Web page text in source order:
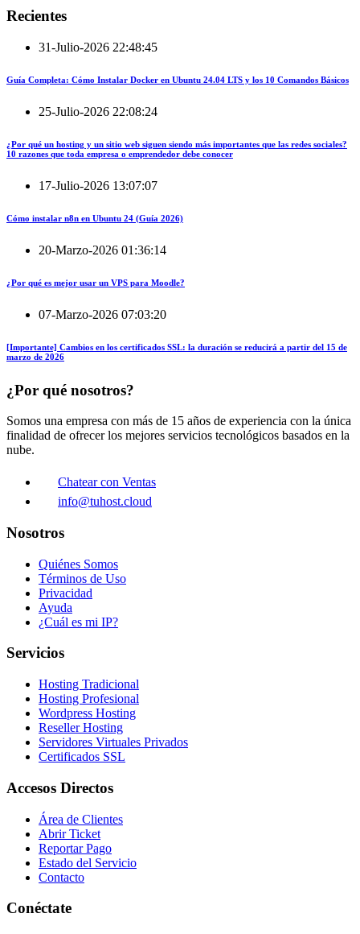
Recientes
31-Julio-2026 22:48:45
Guía Completa: Cómo Instalar Docker en Ubuntu 24.04 LTS y los 10 Comandos Básicos
25-Julio-2026 22:08:24
¿Por qué un hosting y un sitio web siguen siendo más importantes que las redes sociales?
10 razones que toda empresa o emprendedor debe conocer
17-Julio-2026 13:07:07
Cómo instalar n8n en Ubuntu 24 (Guía 2026)
20-Marzo-2026 01:36:14
¿Por qué es mejor usar un VPS para Moodle?
07-Marzo-2026 07:03:20
[Importante] Cambios en los certificados SSL: la duración se reducirá a partir del 15 de
marzo de 2026
¿Por qué nosotros?
Somos una empresa con más de 15 años de experiencia con la única
finalidad de ofrecer los mejores servicios tecnológicos basados en la
nube.
Chatear con Ventas
info@tuhost.cloud
Nosotros
Quiénes Somos
Términos de Uso
Privacidad
Ayuda
¿Cuál es mi IP?
Servicios
Hosting Tradicional
Hosting Profesional
Wordpress Hosting
Reseller Hosting
Servidores Virtuales Privados
Certificados SSL
Accesos Directos
Área de Clientes
Abrir Ticket
Reportar Pago
Estado del Servicio
Contacto
Conéctate